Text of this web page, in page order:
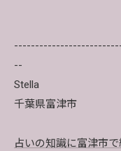
--
Stella
千葉県富津市
占いの知識に富津市